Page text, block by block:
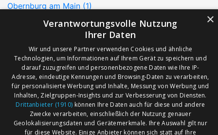
Obernburg am Main (1)
Rüdenau (0)
Schneeberg (0)
Stadtprozelten (0)
Sulzbach am Main (0)
Weilbach (0)
Wörth am Main (0)
AGB Märkte nach Bundesländern
×
Verantwortungsvolle Nutzung
Ihrer Daten
Wir und unsere Partner verwenden Cookies und ähnliche
Technologien, um Informationen auf Ihrem Gerät zu speichern und
darauf zuzugreifen und personenbezogene Daten wie Ihre IP-
Adresse, eindeutige Kennungen und Browsing-Daten zu verarbeiten,
für personalisierte Werbung und Inhalte, Messung von Werbung und
Inhalten, Zielgruppen-Insights und zur Verbesserung von Diensten.
Drittanbieter (1910) können Ihre Daten auch für diese und andere
Zwecke verarbeiten, einschließlich der Nutzung genauer
Geolokalisierungsdaten und Gerätemerkmale. Ihre Auswahl gilt nur
für diese Website. Einige Anbieter können sich statt auf Ihre